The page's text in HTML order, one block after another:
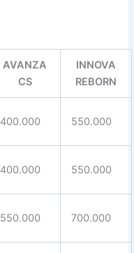
AVANZA
CS
INNOVA
REBORN
400.000 550.000
400.000 550.000
550.000 700.000